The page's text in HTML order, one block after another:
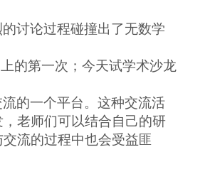
讨论过程碰撞出了无数学
的第一次；今天试学术沙龙
的一个平台。这种交流活
老师们可以结合自己的研
流的过程中也会受益匪